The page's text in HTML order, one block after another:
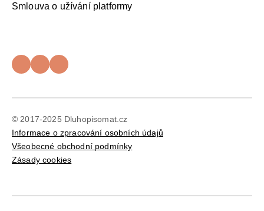
Smlouva o užívání platformy
© 2017-2025 Dluhopisomat.cz
Informace o zpracování osobních údajů
Všeobecné obchodní podmínky
Zásady cookies